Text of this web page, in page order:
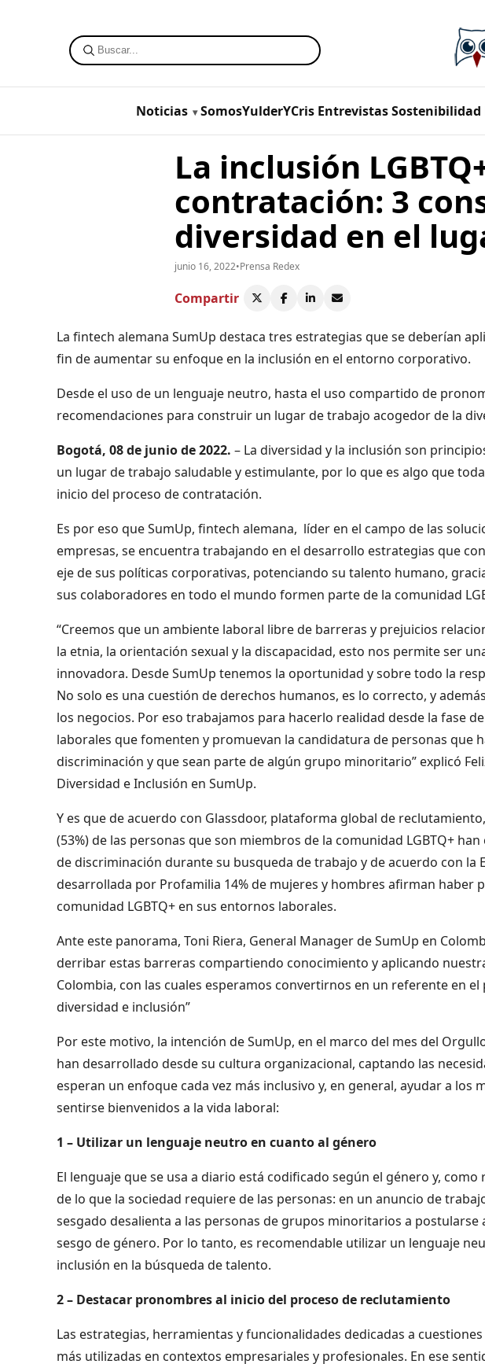
Noticias SomosYulderYCris Entrevistas Sostenibilidad
La inclusión
contratación: 3
diversidad en el
junio 16, 2022•Prensa Redex
Compartir
La fintech alemana SumUp destaca tres estrategias que se deberían
fin de aumentar su enfoque en la inclusión en el entorno corporativo.
Desde el uso de un lenguaje neutro, hasta el uso compartido de
recomendaciones para construir un lugar de trabajo acogedor de la
Bogotá, 08 de junio de 2022. – La diversidad y la inclusión son
un lugar de trabajo saludable y estimulante, por lo que es algo que
inicio del proceso de contratación.
Es por eso que SumUp, fintech alemana, líder en el campo de las
empresas, se encuentra trabajando en el desarrollo estrategias que
eje de sus políticas corporativas, potenciando su talento humano,
sus colaboradores en todo el mundo formen parte de la comunidad
“Creemos que un ambiente laboral libre de barreras y prejuicios
la etnia, la orientación sexual y la discapacidad, esto nos permite ser
innovadora. Desde SumUp tenemos la oportunidad y sobre todo la
No solo es una cuestión de derechos humanos, es lo correcto, y
los negocios. Por eso trabajamos para hacerlo realidad desde la fase
laborales que fomenten y promuevan la candidatura de personas que
discriminación y que sean parte de algún grupo minoritario” explicó
Diversidad e Inclusión en SumUp.
Y es que de acuerdo con Glassdoor, plataforma global de
(53%) de las personas que son miembros de la comunidad LGBTQ+
de discriminación durante su busqueda de trabajo y de acuerdo con la
desarrollada por Profamilia 14% de mujeres y hombres afirman haber
comunidad LGBTQ+ en sus entornos laborales.
Ante este panorama, Toni Riera, General Manager de SumUp en
derribar estas barreras compartiendo conocimiento y aplicando
Colombia, con las cuales esperamos convertirnos en un referente en
diversidad e inclusión”
Por este motivo, la intención de SumUp, en el marco del mes del
han desarrollado desde su cultura organizacional, captando las
esperan un enfoque cada vez más inclusivo y, en general, ayudar a los
sentirse bienvenidos a la vida laboral:
1 – Utilizar un lenguaje neutro en cuanto al género
El lenguaje que se usa a diario está codificado según el género y,
de lo que la sociedad requiere de las personas: en un anuncio de
sesgado desalienta a las personas de grupos minoritarios a postularse
sesgo de género. Por lo tanto, es recomendable utilizar un lenguaje
inclusión en la búsqueda de talento.
2 – Destacar pronombres al inicio del proceso de reclutamiento
Las estrategias, herramientas y funcionalidades dedicadas a
más utilizadas en contextos empresariales y profesionales. En ese